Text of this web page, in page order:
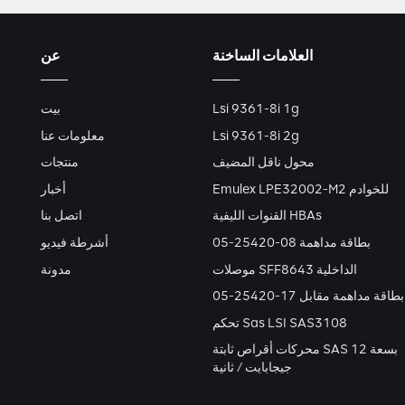
عن
بيت
معلومات عنا
منتجات
أخبار
اتصل بنا
أشرطة فيديو
مدونة
العلامات الساخنة
Lsi 9361-8i 1g
Lsi 9361-8i 2g
محول ناقل المضيف
Emulex LPE32002-M2 للخوادم
القنوات الليفية HBAs
بطاقة مداهمة 08-25420-05
موصلات SFF8643 الداخلية
بطاقة مداهمة مقابل 17-25420-05
تحكم Sas LSI SAS3108
محركات أقراص ثابتة SAS بسعة 12
جيجابايت / ثانية